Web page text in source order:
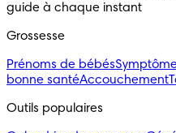
guide à chaque instant
Grossesse
Prénoms de bébés
bonne santéAccouchement
Outils populaires